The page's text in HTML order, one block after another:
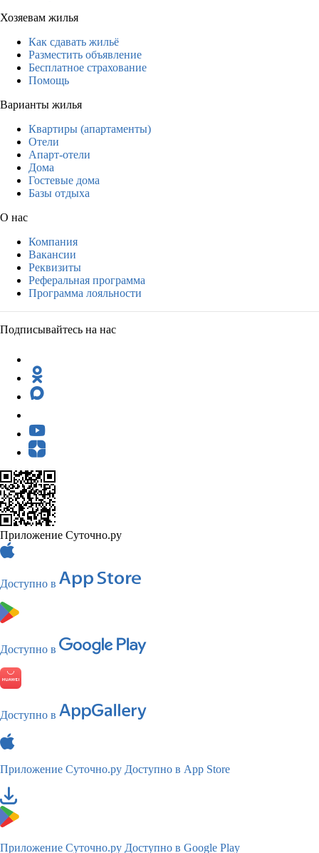
Хозяевам жилья
Как сдавать жильё
Разместить объявление
Бесплатное страхование
Помощь
Варианты жилья
Квартиры (апартаменты)
Отели
Апарт-отели
Дома
Гостевые дома
Базы отдыха
О нас
Компания
Вакансии
Реквизиты
Реферальная программа
Программа лояльности
Подписывайтесь на нас
Приложение Суточно.ру
Доступно в
Доступно в
Доступно в
Приложение Суточно.ру Доступно в App Store
Приложение Суточно.ру Доступно в Google Play